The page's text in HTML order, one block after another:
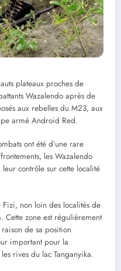
plateaux proches de
Wazalendo après de
aux rebelles du M23, aux
armé Android Red.
ont été d’une rare
les Wazalendo
contrôle sur cette localité
non loin des localités de
Cette zone est régulièrement
de sa position
important pour la
rives du lac Tanganyika.